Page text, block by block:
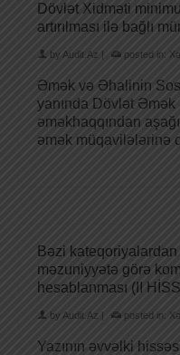
Dövlət Xidməti
artırılması ilə bağlı
by Audit.Az | posted in:
Əmək və Əhalinin
yanında Dövlət
əməkhaqqından
əmək müqavilələrinə
Bəzi
məzuniyyətə görə
hesablanması (II
by Audit.Az | posted in:
Yazının əvvəlki